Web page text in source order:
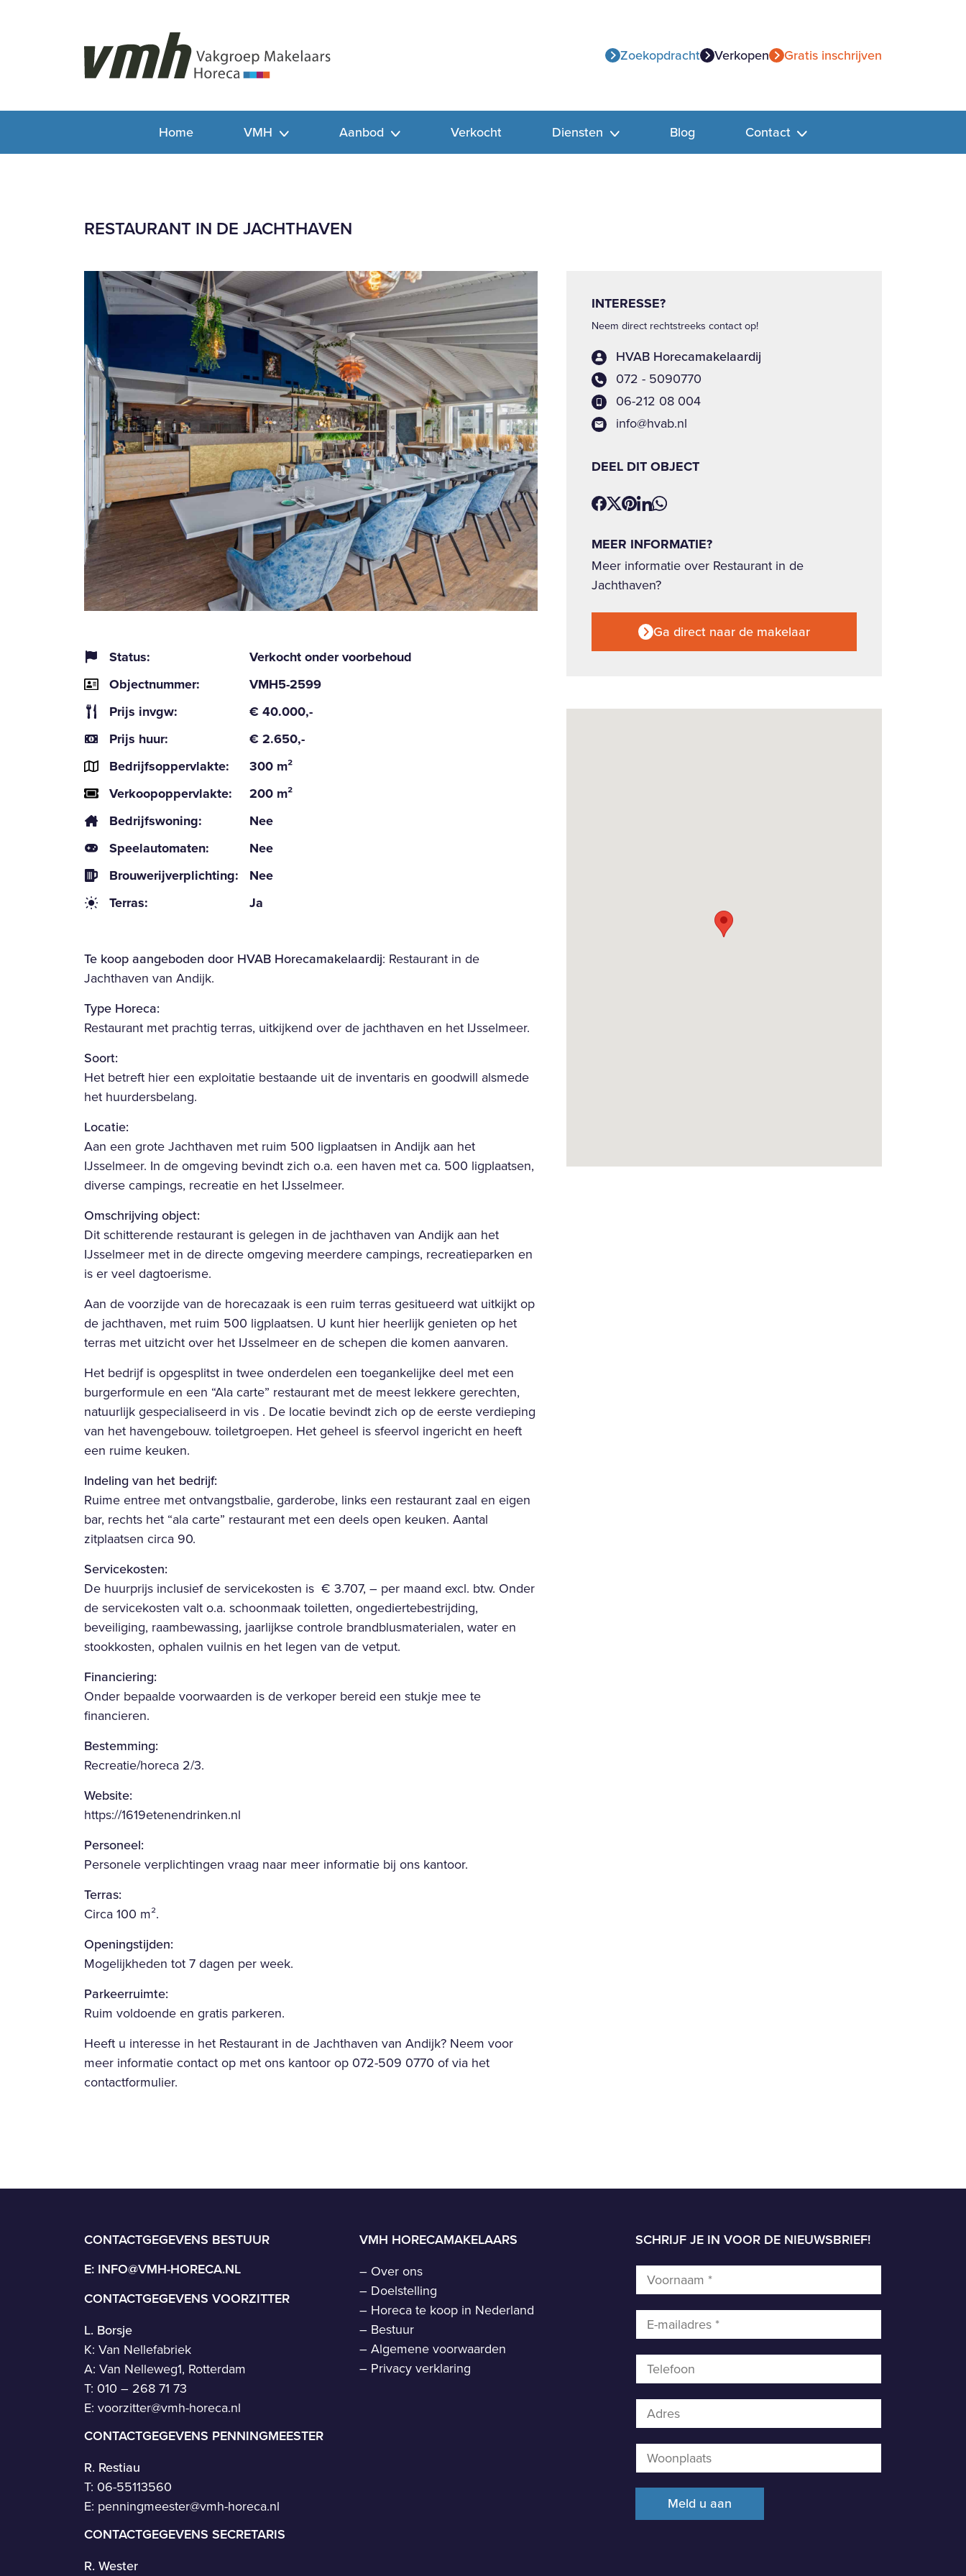
Zoekopdracht Verkopen Gratis inschrijven
Home VMH Aanbod Verkocht Diensten Blog Contact
RESTAURANT IN DE JACHTHAVEN
Status:
Verkocht onder voorbehoud
Objectnummer:
VMH5-2599
Prijs invgw:
€ 40.000,-
Prijs huur:
€ 2.650,-
Bedrijfsoppervlakte:
300 m²
Verkoopoppervlakte:
200 m²
Bedrijfswoning:
Nee
Speelautomaten:
Nee
Brouwerijverplichting:
Nee
Terras:
Ja
Te koop aangeboden door HVAB Horecamakelaardij: Restaurant in de
Jachthaven van Andijk.
Type Horeca:
Restaurant met prachtig terras, uitkijkend over de jachthaven en het IJsselmeer.
Soort:
Het betreft hier een exploitatie bestaande uit de inventaris en goodwill alsmede
het huurdersbelang.
Locatie:
Aan een grote Jachthaven met ruim 500 ligplaatsen in Andijk aan het
IJsselmeer. In de omgeving bevindt zich o.a. een haven met ca. 500 ligplaatsen,
diverse campings, recreatie en het IJsselmeer.
Omschrijving object:
Dit schitterende restaurant is gelegen in de jachthaven van Andijk aan het
IJsselmeer met in de directe omgeving meerdere campings, recreatieparken en
is er veel dagtoerisme.
Aan de voorzijde van de horecazaak is een ruim terras gesitueerd wat uitkijkt op
de jachthaven, met ruim 500 ligplaatsen. U kunt hier heerlijk genieten op het
terras met uitzicht over het IJsselmeer en de schepen die komen aanvaren.
Het bedrijf is opgesplitst in twee onderdelen een toegankelijke deel met een
burgerformule en een “Ala carte” restaurant met de meest lekkere gerechten,
natuurlijk gespecialiseerd in vis . De locatie bevindt zich op de eerste verdieping
van het havengebouw. toiletgroepen. Het geheel is sfeervol ingericht en heeft
een ruime keuken.
Indeling van het bedrijf:
Ruime entree met ontvangstbalie, garderobe, links een restaurant zaal en eigen
bar, rechts het “ala carte” restaurant met een deels open keuken. Aantal
zitplaatsen circa 90.
Servicekosten:
De huurprijs inclusief de servicekosten is € 3.707, – per maand excl. btw. Onder
de servicekosten valt o.a. schoonmaak toiletten, ongediertebestrijding,
beveiliging, raambewassing, jaarlijkse controle brandblusmaterialen, water en
stookkosten, ophalen vuilnis en het legen van de vetput.
Financiering:
Onder bepaalde voorwaarden is de verkoper bereid een stukje mee te
financieren.
Bestemming:
Recreatie/horeca 2/3.
Website:
https://1619etenendrinken.nl
Personeel:
Personele verplichtingen vraag naar meer informatie bij ons kantoor.
Terras:
Circa 100 m².
Openingstijden:
Mogelijkheden tot 7 dagen per week.
Parkeerruimte:
Ruim voldoende en gratis parkeren.
Heeft u interesse in het Restaurant in de Jachthaven van Andijk? Neem voor
meer informatie contact op met ons kantoor op 072-509 0770 of via het
contactformulier.
INTERESSE?
Neem direct rechtstreeks contact op!
HVAB Horecamakelaardij
072 - 5090770
06-212 08 004
info@hvab.nl
DEEL DIT OBJECT
MEER INFORMATIE?
Meer informatie over Restaurant in de
Jachthaven?
Ga direct naar de makelaar
CONTACTGEGEVENS BESTUUR
E: INFO@VMH-HORECA.NL
CONTACTGEGEVENS VOORZITTER
L. Borsje
K: Van Nellefabriek
A: Van Nelleweg1, Rotterdam
T: 010 – 268 71 73
E: voorzitter@vmh-horeca.nl
CONTACTGEGEVENS PENNINGMEESTER
R. Restiau
T: 06-55113560
E: penningmeester@vmh-horeca.nl
CONTACTGEGEVENS SECRETARIS
R. Wester
VMH HORECAMAKELAARS
– Over ons
– Doelstelling
– Horeca te koop in Nederland
– Bestuur
–Algemene voorwaarden
– Privacy verklaring
SCHRIJF JE IN VOOR DE NIEUWSBRIEF!